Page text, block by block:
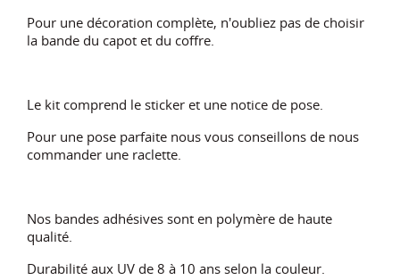
Pour une décoration complète, n'oubliez pas de choisir
la bande du capot et du coffre.
Le kit comprend le sticker et une notice de pose.
Pour une pose parfaite nous vous conseillons de nous
commander une raclette.
Nos bandes adhésives sont en polymère de haute
qualité.
Durabilité aux UV de 8 à 10 ans selon la couleur.